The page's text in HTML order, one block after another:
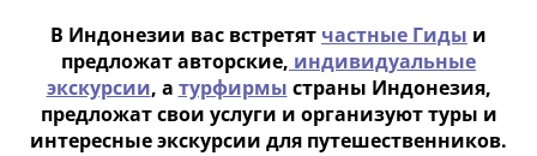
В Индонезии вас встретят частные Гиды и
предложат авторские, индивидуальные
экскурсии, а турфирмы страны Индонезия,
предложат свои услуги и организуют туры и
интересные экскурсии для путешественников.